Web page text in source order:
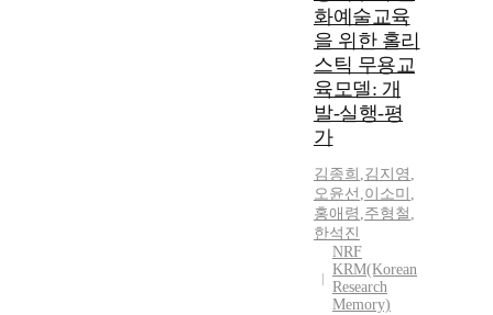
화예술교육
을 위한 홀리
스틱 무용교
육모델: 개
발-실행-평
가
김종희 ,김지영 ,
오윤선 ,이소미 ,
홍애령 ,주형철 ,
한석진
NRF
KRM(Korean
Research
Memory)